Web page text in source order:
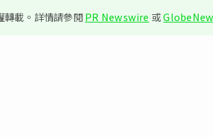
轉載。詳情請參閱PR Newswire 或